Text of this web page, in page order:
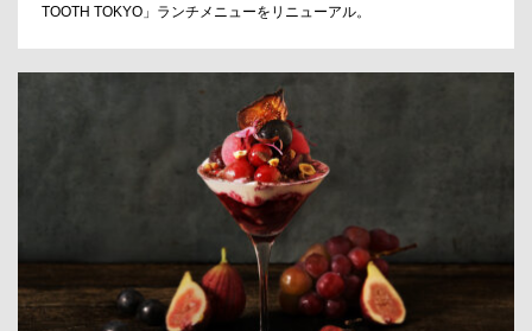
TOOTH TOKYO」ランチメニューをリニューアル。